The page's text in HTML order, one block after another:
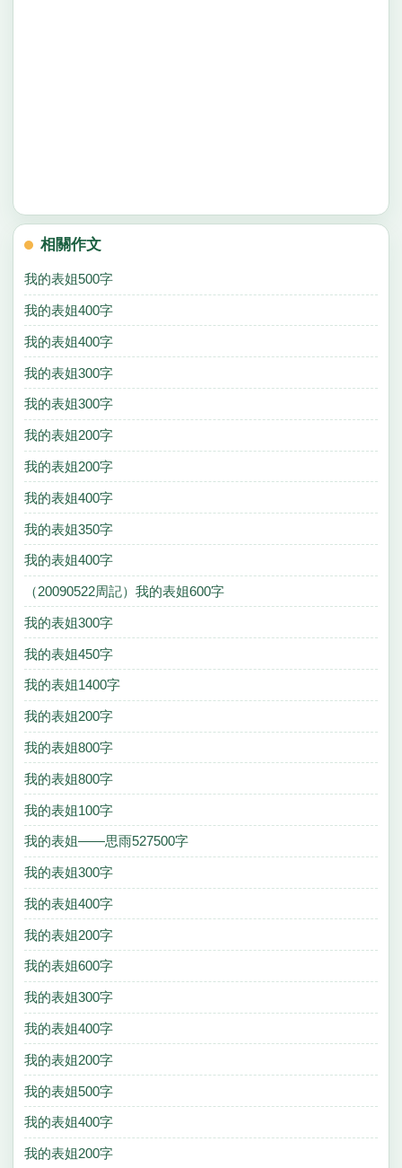
相關作文
我的表姐500字
我的表姐400字
我的表姐400字
我的表姐300字
我的表姐300字
我的表姐200字
我的表姐200字
我的表姐400字
我的表姐350字
我的表姐400字
（20090522周記）我的表姐600字
我的表姐300字
我的表姐450字
我的表姐1400字
我的表姐200字
我的表姐800字
我的表姐800字
我的表姐100字
我的表姐——思雨527500字
我的表姐300字
我的表姐400字
我的表姐200字
我的表姐600字
我的表姐300字
我的表姐400字
我的表姐200字
我的表姐500字
我的表姐400字
我的表姐200字